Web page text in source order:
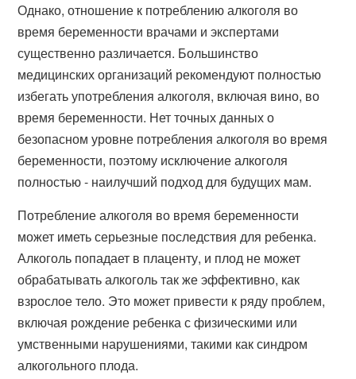
Однако, отношение к потреблению алкоголя во
время беременности врачами и экспертами
существенно различается. Большинство
медицинских организаций рекомендуют полностью
избегать употребления алкоголя, включая вино, во
время беременности. Нет точных данных о
безопасном уровне потребления алкоголя во время
беременности, поэтому исключение алкоголя
полностью - наилучший подход для будущих мам.
Потребление алкоголя во время беременности
может иметь серьезные последствия для ребенка.
Алкоголь попадает в плаценту, и плод не может
обрабатывать алкоголь так же эффективно, как
взрослое тело. Это может привести к ряду проблем,
включая рождение ребенка с физическими или
умственными нарушениями, такими как синдром
алкогольного плода.